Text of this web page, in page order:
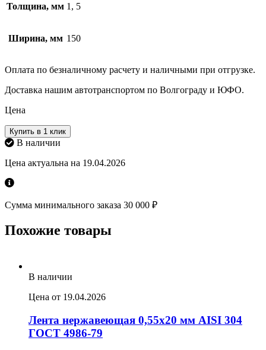
Толщина, мм 1, 5
Ширина, мм 150
Оплата по безналичному расчету и наличными при отгрузке.
Доставка нашим автотранспортом по Волгограду и ЮФО.
Цена
Купить в 1 клик
В наличии
Цена актуальна на 19.04.2026
Сумма минимального заказа 30 000 ₽
Похожие товары
В наличии
Цена от 19.04.2026
Лента нержавеющая 0,55х20 мм AISI 304
ГОСТ 4986-79